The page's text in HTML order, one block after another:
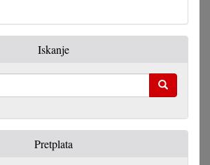
Iskanje
Pretplata